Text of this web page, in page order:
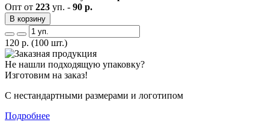
Опт от 223 уп. - 90 р.
В корзину
120 р. (100 шт.)
Не нашли подходящую упаковку?
Изготовим на заказ!
С нестандартными размерами и логотипом
Подробнее